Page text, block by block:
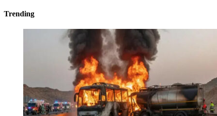
Trending